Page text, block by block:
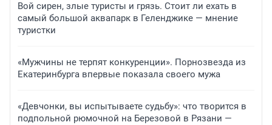
Вой сирен, злые туристы и грязь. Стоит ли ехать в
самый большой аквапарк в Геленджике — мнение
туристки
«Мужчины не терпят конкуренции». Порнозвезда из
Екатеринбурга впервые показала своего мужа
«Девчонки, вы испытываете судьбу»: что творится в
подпольной рюмочной на Березовой в Рязани —